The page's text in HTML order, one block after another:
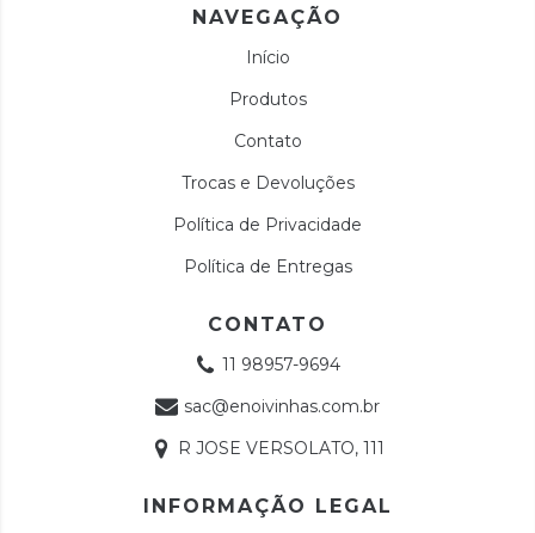
NAVEGAÇÃO
Início
Produtos
Contato
Trocas e Devoluções
Política de Privacidade
Política de Entregas
CONTATO
11 98957-9694
sac@enoivinhas.com.br
R JOSE VERSOLATO, 111
INFORMAÇÃO LEGAL